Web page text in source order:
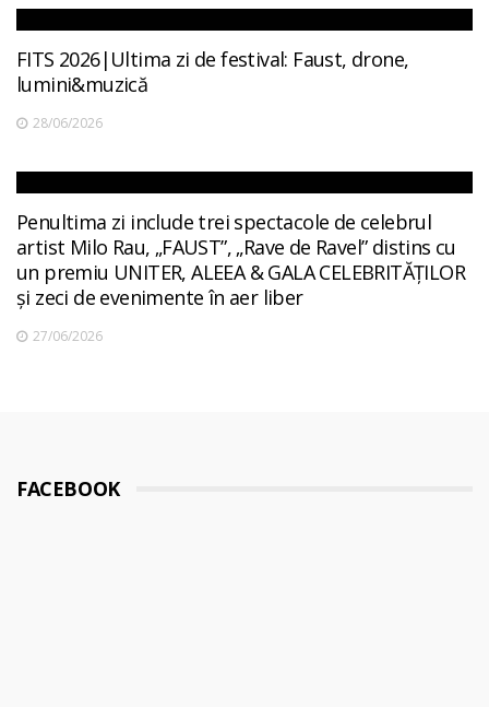
FITS 2026|Ultima zi de festival: Faust, drone,
lumini&muzică
28/06/2026
Penultima zi include trei spectacole de celebrul
artist Milo Rau, „FAUST”, „Rave de Ravel” distins cu
un premiu UNITER, ALEEA & GALA CELEBRITĂȚILOR
și zeci de evenimente în aer liber
27/06/2026
FACEBOOK